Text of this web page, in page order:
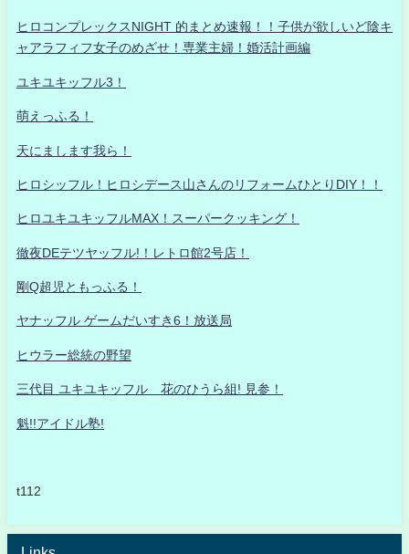
ヒロコンプレックスNIGHT 的まとめ速報！！子供が欲しいど陰キ
ャアラフィフ女子のめざせ！専業主婦！婚活計画編
ユキユキッフル3！
萌えっふる！
天にまします我ら！
ヒロシッフル！ヒロシデース山さんのリフォームひとりDIY！！
ヒロユキユキッフルMAX！スーパークッキング！
徹夜DEテツヤッフル!！レトロ館2号店！
剛Q超児ともっふる！
ヤナッフル ゲームだいすき6！放送局
ヒウラー総統の野望
三代目 ユキユキッフル 花のひうら組! 見参！
魁!!アイドル塾!
t112